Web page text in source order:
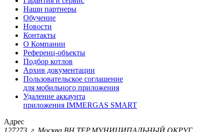
Наши партнеры
Обучение
Новости
Контакты
О Компании
Референц-объекты
Подбор котлов
Архив документации
Пользовательское соглашение
для мобильного приложения
Удаление аккаунта
приложения IMMERGAS SMART
Адрес
127273, г. Москва ВН.ТЕР.МУНИЦИПАЛЬНЫЙ ОКРУГ